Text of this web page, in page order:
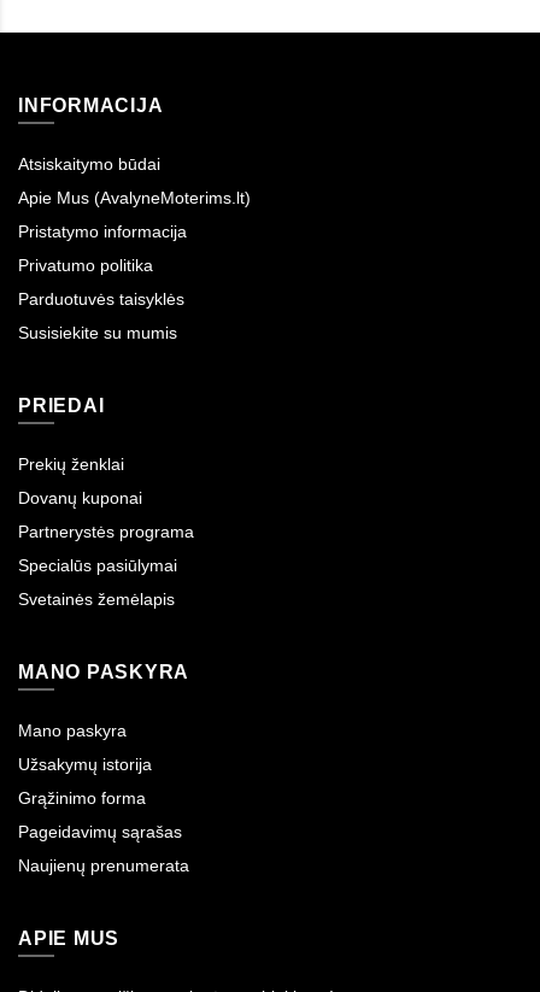
INFORMACIJA
Atsiskaitymo būdai
Apie Mus (AvalyneMoterims.lt)
Pristatymo informacija
Privatumo politika
Parduotuvės taisyklės
Susisiekite su mumis
PRIEDAI
Prekių ženklai
Dovanų kuponai
Partnerystės programa
Specialūs pasiūlymai
Svetainės žemėlapis
MANO PASKYRA
Mano paskyra
Užsakymų istorija
Grąžinimo forma
Pageidavimų sąrašas
Naujienų prenumerata
APIE MUS